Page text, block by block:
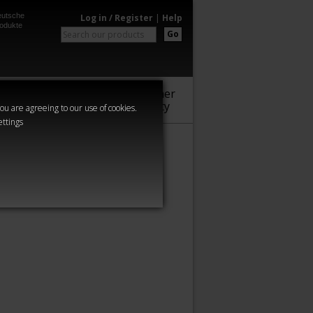
are agreeing to our use of cookies.
Log in / Register | Help
Go
Warhammer
Community